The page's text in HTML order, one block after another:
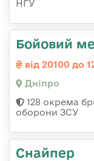
НГУ
Бойовий
від 20100 до
Дніпро
128 окрема
оборони ЗСУ
Снайпер